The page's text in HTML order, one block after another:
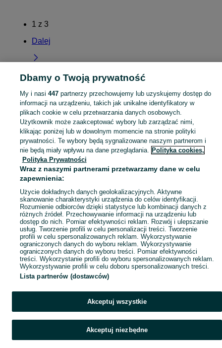
1 z 3
Dalej
Strona główna Elektronika Gry i Konsole Gry PC PC - Pomorskie
PC -
Tczew
KATEGORIA
Mapa kategorii
Mapa miejscowości
Mapa ministron
Popularne wyszukiwania
Dbamy o Twoją prywatność
My i nasi 447partnerzy przechowujemy lub uzyskujemy dostęp do
informacji na urządzeniu, takich jak unikalne identyfikatory w
plikach cookie w celu przetwarzania danych osobowych.
Użytkownik może zaakceptować wybory lub zarządzać nimi,
klikając poniżej lub w dowolnym momencie na stronie polityki
prywatności. Te wybory będą sygnalizowane naszym partnerom i
nie będą miały wpływu na dane przeglądania. Polityka cookies,
Polityka Prywatności
Wraz z naszymi partnerami przetwarzamy dane w celu
zapewnienia:
Użycie dokładnych danych geolokalizacyjnych. Aktywne
skanowanie charakterystyki urządzenia do celów identyfikacji.
Rozumienie odbiorców dzięki statystyce lub kombinacji danych z
różnych źródeł. Przechowywanie informacji na urządzeniu lub
dostęp do nich. Pomiar efektywności reklam. Rozwój i ulepszanie
usług. Tworzenie profili w celu personalizacji treści. Tworzenie
profili w celu spersonalizowanych reklam. Wykorzystywanie
ograniczonych danych do wyboru reklam. Wykorzystywanie
ograniczonych danych do wyboru treści. Pomiar efektywności
treści. Wykorzystanie profili do wyboru spersonalizowanych reklam.
Wykorzystywanie profili w celu doboru spersonalizowanych treści.
Lista partnerów (dostawców)
Akceptuj wszystkie
Akceptuj niezbędne